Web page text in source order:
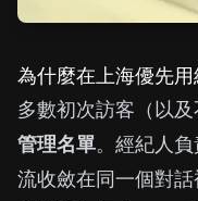
為什麼在上海優先用
多數初次訪客（以
管理名單。經紀人
流收斂在同一個對